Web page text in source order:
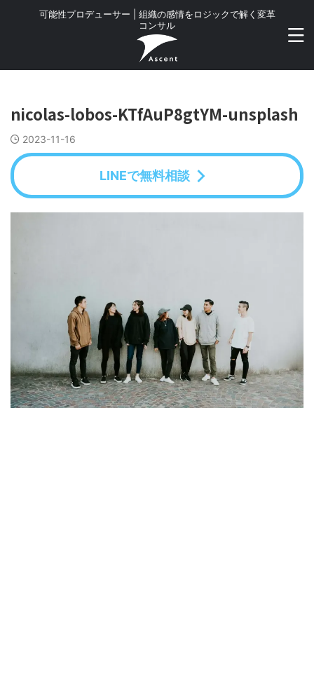
可能性プロデューサー | 組織の感情をロジックで解く変革
コンサル
nicolas-lobos-KTfAuP8gtYM-unsplash
2023-11-16
LINEで無料相談